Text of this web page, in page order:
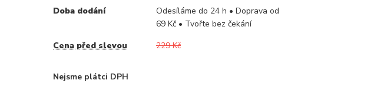
Doba dodání
Odesíláme do 24 h • Doprava od
69 Kč • Tvořte bez čekání
Cena před slevou
229 Kč
Nejsme plátci DPH